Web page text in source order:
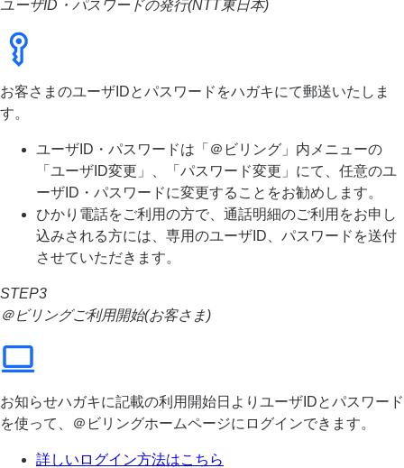
ユーザID・パスワードの発行(NTT東日本)
お客さまのユーザIDとパスワードをハガキにて郵送いたしま
す。
ユーザID・パスワードは「＠ビリング」内メニューの
「ユーザID変更」、「パスワード変更」にて、任意のユ
ーザID・パスワードに変更することをお勧めします。
ひかり電話をご利用の方で、通話明細のご利用をお申し
込みされる方には、専用のユーザID、パスワードを送付
させていただきます。
STEP3
＠ビリングご利用開始(お客さま)
お知らせハガキに記載の利用開始日よりユーザIDとパスワード
を使って、＠ビリングホームページにログインできます。
詳しいログイン方法はこちら